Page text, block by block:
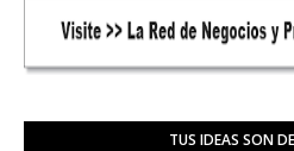
TUS IDEAS SON